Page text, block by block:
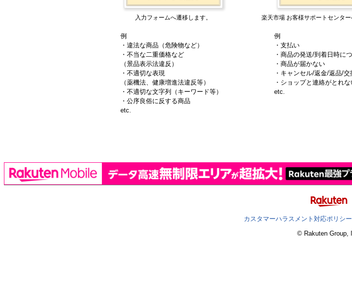
入力フォームへ遷移します。
例
・違法な商品（危険物など）
・不当な二重価格など
（景品表示法違反）
・不適切な表現
（薬機法、健康増進法違反等）
・不適切な文字列（キーワード等）
・公序良俗に反する商品
etc.
楽天市場 お客様サポートセンター
例
・支払い
・商品の発送/到着日時に
・商品が届かない
・キャンセル/返金/返品/交
・ショップと連絡がとれな
etc.
カスタマーハラスメント対応ポリシー
© Rakuten Group,